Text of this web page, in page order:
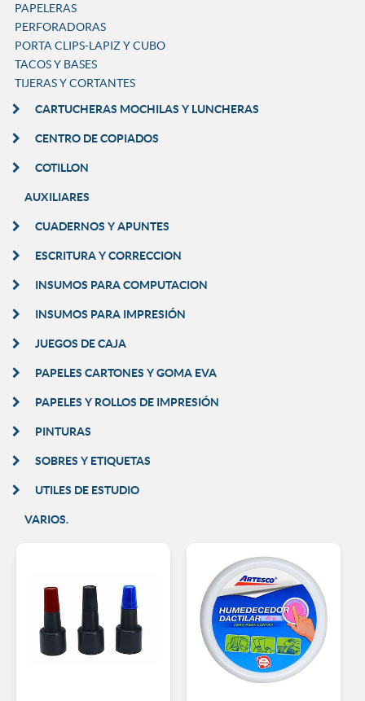
PAPELERAS
PERFORADORAS
PORTA CLIPS-LAPIZ Y CUBO
TACOS Y BASES
TIJERAS Y CORTANTES
CARTUCHERAS MOCHILAS Y LUNCHERAS
CENTRO DE COPIADOS
COTILLON
AUXILIARES
CUADERNOS Y APUNTES
ESCRITURA Y CORRECCION
INSUMOS PARA COMPUTACION
INSUMOS PARA IMPRESIÓN
JUEGOS DE CAJA
PAPELES CARTONES Y GOMA EVA
PAPELES Y ROLLOS DE IMPRESIÓN
PINTURAS
SOBRES Y ETIQUETAS
UTILES DE ESTUDIO
VARIOS.